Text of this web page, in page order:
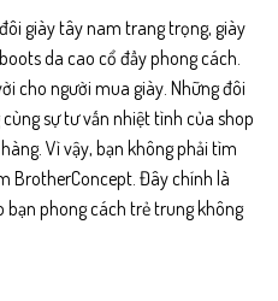
giày tây nam trang trọng, giày
da cao cổ đầy phong cách.
cho người mua giày. Những đôi
sự tư vấn nhiệt tình của shop
Vì vậy, bạn không phải tìm
BrotherConcept. Đây chính là
phong cách trẻ trung không